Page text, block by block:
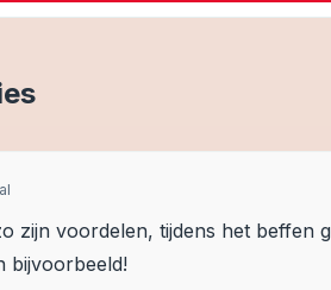
zijn voordelen, tijdens het beffen
bijvoorbeeld!